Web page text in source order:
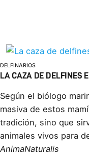
DELFINARIOS
LA CAZA DE DELFINES
Según el biólogo
masiva de estos
tradición, sino que
animales vivos para
AnimaNaturalis